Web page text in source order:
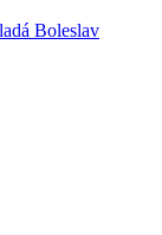
Boleslav